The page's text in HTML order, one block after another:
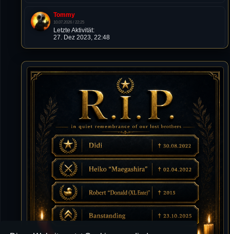
Tommy
10.07.2026 / 22:25
Letzte Aktivität:
27. Dez 2023, 22:48
DieWildeHilde
10.07.2026 / 12:48
Happy Birthday Chickpea
DieWildeHilde
10.07.2026 / 10:08
Hallo meine Lieben!
Isimiyaki
10.07.2026 / 00:34
Alles gute chickpea
Mojochilla
02.07.2026 / 15:53
Was geht aaaaaaaaaaaab